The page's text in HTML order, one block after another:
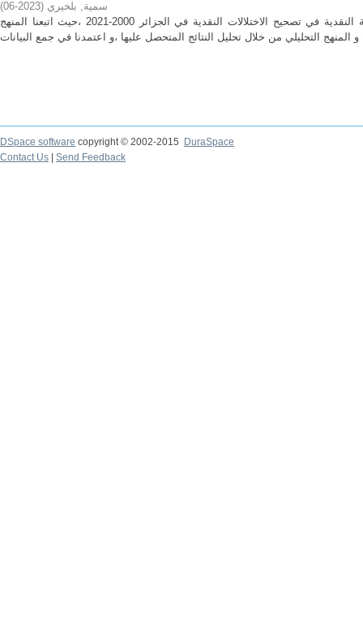
سمية, بلخيري (
2023-06
)
هدفت الدراسة للبحث عن فعالية السياسة النقدية في تصحيح الاختلالات النقدية في الجزائر 2000-2021 ،حيث اتبعنا المنهج
DSpace software copyright © 2002-2015
DuraSpace
Contact Us
Send Feedback